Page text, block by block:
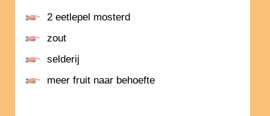
2 eetlepel mosterd
zout
selderij
meer fruit naar behoefte